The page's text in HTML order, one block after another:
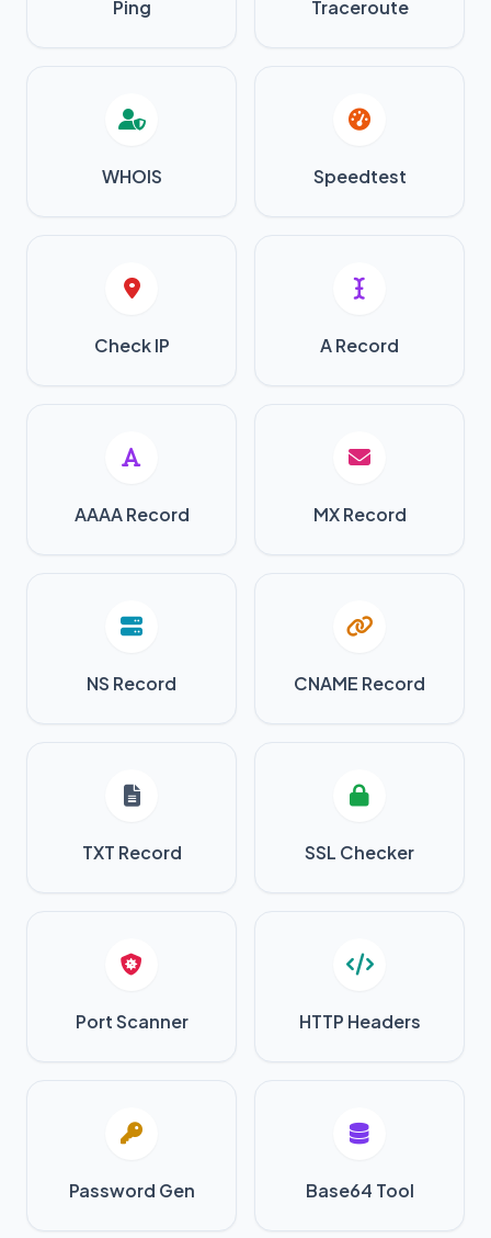
Ping Traceroute
WHOIS Speedtest
Check IP A Record
AAAA Record MX Record
NS Record CNAME Record
TXT Record SSL Checker
Port Scanner HTTP Headers
Password Gen Base64 Tool